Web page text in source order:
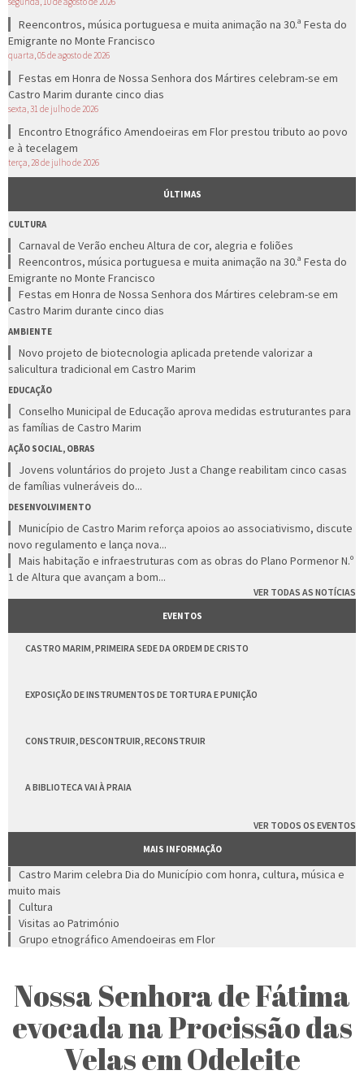
Reencontros, música portuguesa e muita animação na 30.ª Festa do
Emigrante no Monte Francisco
quarta, 05 de agosto de 2026
Festas em Honra de Nossa Senhora dos Mártires celebram-se em
Castro Marim durante cinco dias
sexta, 31 de julho de 2026
Encontro Etnográfico Amendoeiras em Flor prestou tributo ao povo
e à tecelagem
terça, 28 de julho de 2026
ÚLTIMAS
CULTURA
Carnaval de Verão encheu Altura de cor, alegria e foliões
Reencontros, música portuguesa e muita animação na 30.ª Festa do
Emigrante no Monte Francisco
Festas em Honra de Nossa Senhora dos Mártires celebram-se em
Castro Marim durante cinco dias
AMBIENTE
Novo projeto de biotecnologia aplicada pretende valorizar a
salicultura tradicional em Castro Marim
EDUCAÇÃO
Conselho Municipal de Educação aprova medidas estruturantes para
as famílias de Castro Marim
AÇÃO SOCIAL, OBRAS
Jovens voluntários do projeto Just a Change reabilitam cinco casas
de famílias vulneráveis do...
DESENVOLVIMENTO
Município de Castro Marim reforça apoios ao associativismo, discute
novo regulamento e lança nova...
Mais habitação e infraestruturas com as obras do Plano Pormenor N.º
1 de Altura que avançam a bom...
VER TODAS AS NOTÍCIAS
EVENTOS
CASTRO MARIM, PRIMEIRA SEDE DA ORDEM DE CRISTO
EXPOSIÇÃO DE INSTRUMENTOS DE TORTURA E PUNIÇÃO
CONSTRUIR, DESCONTRUIR, RECONSTRUIR
A BIBLIOTECA VAI À PRAIA
VER TODOS OS EVENTOS
MAIS INFORMAÇÃO
Castro Marim celebra Dia do Município com honra, cultura, música e
muito mais
Cultura
Visitas ao Património
Grupo etnográfico Amendoeiras em Flor
Nossa Senhora de Fátima
evocada na Procissão das
Velas em Odeleite